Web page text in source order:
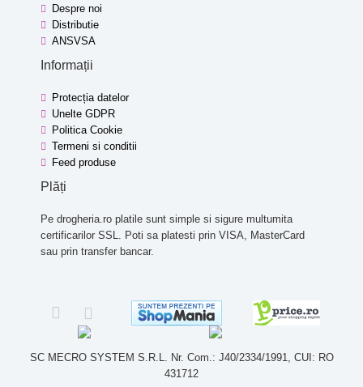
Despre noi
Distributie
ANSVSA
Informații
Protecția datelor
Unelte GDPR
Politica Cookie
Termeni si conditii
Feed produse
Plăți
Pe drogheria.ro platile sunt simple si sigure multumita
certificarilor SSL. Poti sa platesti prin VISA, MasterCard
sau prin transfer bancar.
SC MECRO SYSTEM S.R.L. Nr. Com.: J40/2334/1991, CUI: RO
431712